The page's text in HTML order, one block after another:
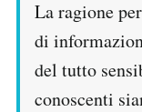
La ragione
di
del tutto
conoscenti